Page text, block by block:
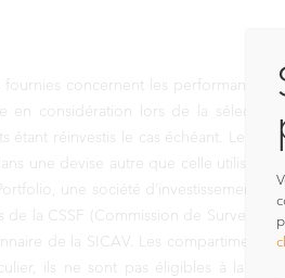
concernent les performances
en considération lors de la
étant réinvestis le cas échéant. Le
une devise autre que celle utilisée
une société d’investissement
de la CSSF (Commission de
de la SICAV. Les compartiments
ils ne sont pas éligibles à la